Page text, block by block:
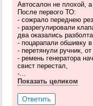
Автосалон не плохой,
После первого ТО:
- сожрало переднею
- разрегулировали
два оказались
- поцарапали обшивку
- перетянули ручник,
- ремень генератора
свист перестал,
-...
Показать целиком
Ответить